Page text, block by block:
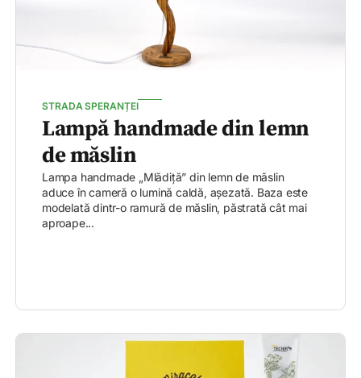
STRADA SPERANȚEI
Lampă handmade din lemn
de măslin
Lampa handmade „Mlădiță” din lemn de măslin
aduce în cameră o lumină caldă, așezată. Baza este
modelată dintr-o ramură de măslin, păstrată cât mai
aproape...